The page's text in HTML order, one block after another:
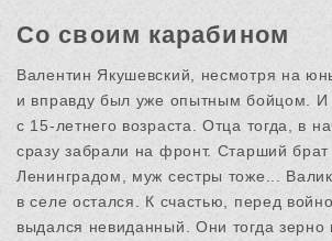
Со своим карабином
Валентин Якушевский, несмотря на
и вправду был уже опытным бойцом. И
с 15-летнего возраста. Отца тогда, в
сразу забрали на фронт. Старший брат
Ленинградом, муж сестры тоже...
в селе остался. К счастью, перед
выдался невиданный. Они тогда зерно